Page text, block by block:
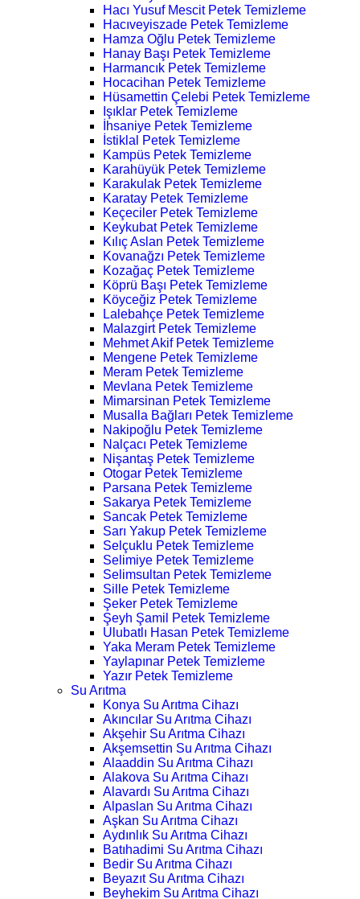
Hacı Yusuf Mescit Petek Temizleme
Hacıveyiszade Petek Temizleme
Hamza Oğlu Petek Temizleme
Hanay Başı Petek Temizleme
Harmancık Petek Temizleme
Hocacihan Petek Temizleme
Hüsamettin Çelebi Petek Temizleme
Işıklar Petek Temizleme
İhsaniye Petek Temizleme
İstiklal Petek Temizleme
Kampüs Petek Temizleme
Karahüyük Petek Temizleme
Karakulak Petek Temizleme
Karatay Petek Temizleme
Keçeciler Petek Temizleme
Keykubat Petek Temizleme
Kılıç Aslan Petek Temizleme
Kovanağzı Petek Temizleme
Kozağaç Petek Temizleme
Köprü Başı Petek Temizleme
Köyceğiz Petek Temizleme
Lalebahçe Petek Temizleme
Malazgirt Petek Temizleme
Mehmet Akif Petek Temizleme
Mengene Petek Temizleme
Meram Petek Temizleme
Mevlana Petek Temizleme
Mimarsinan Petek Temizleme
Musalla Bağları Petek Temizleme
Nakipoğlu Petek Temizleme
Nalçacı Petek Temizleme
Nişantaş Petek Temizleme
Otogar Petek Temizleme
Parsana Petek Temizleme
Sakarya Petek Temizleme
Sancak Petek Temizleme
Sarı Yakup Petek Temizleme
Selçuklu Petek Temizleme
Selimiye Petek Temizleme
Selimsultan Petek Temizleme
Sille Petek Temizleme
Şeker Petek Temizleme
Şeyh Şamil Petek Temizleme
Ulubatlı Hasan Petek Temizleme
Yaka Meram Petek Temizleme
Yaylapınar Petek Temizleme
Yazır Petek Temizleme
Su Arıtma
Konya Su Arıtma Cihazı
Akıncılar Su Arıtma Cihazı
Akşehir Su Arıtma Cihazı
Akşemsettin Su Arıtma Cihazı
Alaaddin Su Arıtma Cihazı
Alakova Su Arıtma Cihazı
Alavardı Su Arıtma Cihazı
Alpaslan Su Arıtma Cihazı
Aşkan Su Arıtma Cihazı
Aydınlık Su Arıtma Cihazı
Batıhadimi Su Arıtma Cihazı
Bedir Su Arıtma Cihazı
Beyazıt Su Arıtma Cihazı
Beyhekim Su Arıtma Cihazı